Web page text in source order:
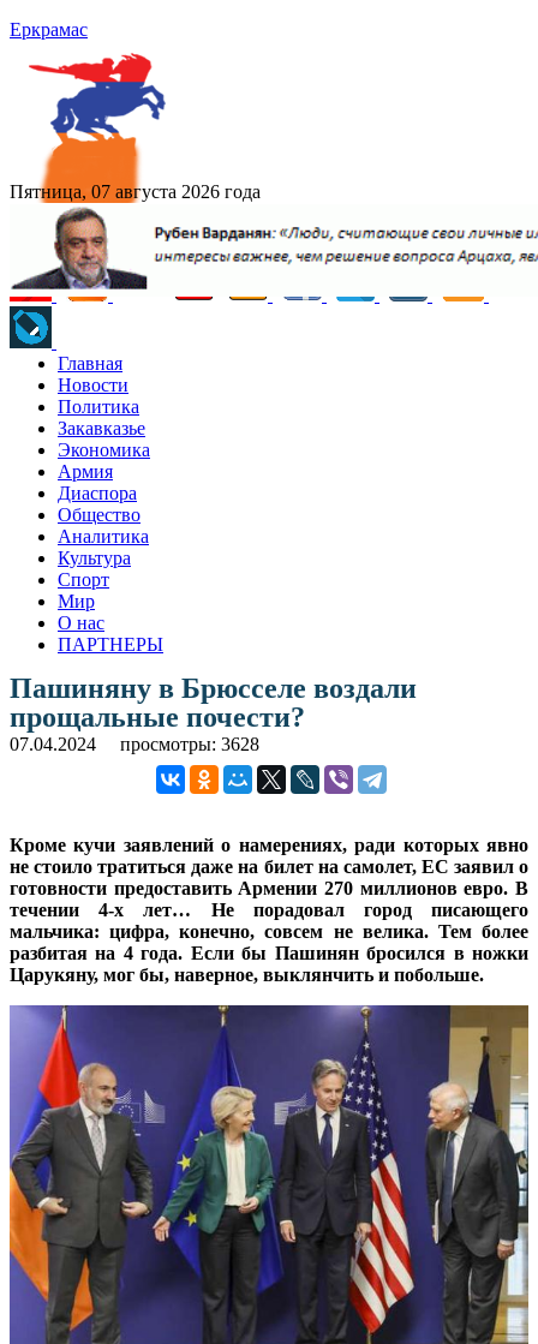
Еркрамас
Пятница, 07 августа 2026 года
Главная
Новости
Политика
Закавказье
Экономика
Армия
Диаспора
Общество
Аналитика
Культура
Спорт
Мир
О нас
ПАРТНЕРЫ
Пашиняну в Брюсселе воздали
прощальные почести?
07.04.2024 просмотры: 3628
Кроме кучи заявлений о намерениях, ради которых явно
не стоило тратиться даже на билет на самолет, ЕС заявил о
готовности предоставить Армении 270 миллионов евро. В
течении 4-х лет… Не порадовал город писающего
мальчика: цифра, конечно, совсем не велика. Тем более
разбитая на 4 года. Если бы Пашинян бросился в ножки
Царукяну, мог бы, наверное, выклянчить и побольше.